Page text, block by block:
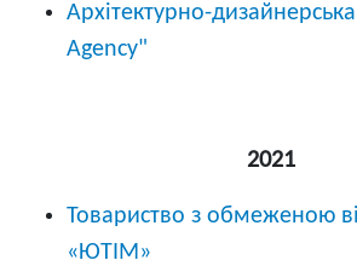
Архітектурно-
Agency"
2021
Товариство з обмеженою
«ЮТІМ»